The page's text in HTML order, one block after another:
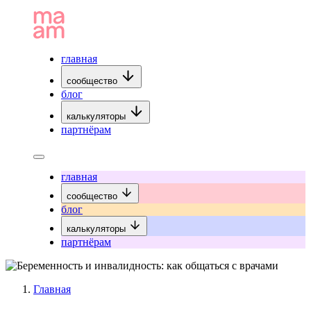
главная
сообщество
блог
калькуляторы
партнёрам
главная
сообщество
блог
калькуляторы
партнёрам
Главная